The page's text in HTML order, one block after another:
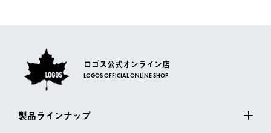
ロゴス公式オンライン店
LOGOS OFFICIAL ONLINE SHOP
製品ラインナップ